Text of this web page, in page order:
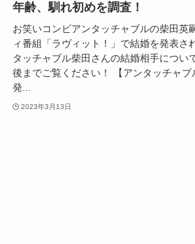
年齢、馴れ初めを調査！
お笑いコンビアンタッチャブルの柴田英
ィ番組「ラヴィット！」で結婚を発表さ
タッチャブル柴田さんの結婚相手につい
後までご覧ください！ 【アンタッチャ
発...
2023年3月13日